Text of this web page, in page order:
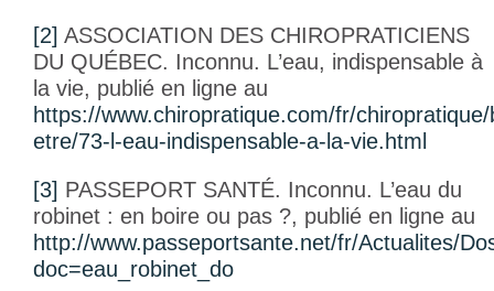
[2] ASSOCIATION DES CHIROPRATICIENS
DU QUÉBEC. Inconnu. L’eau, indispensable à
la vie, publié en ligne au
https://www.chiropratique.com/fr/
etre/73-l-eau-indispensable-a-la-vie.html
[3] PASSEPORT SANTÉ. Inconnu. L’eau du
robinet : en boire ou pas ?, publié en ligne au
http://www.passeportsante.net/fr/Actualites/
doc=eau_robinet_do